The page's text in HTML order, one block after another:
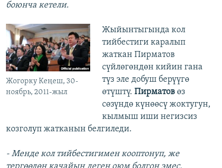
боюнча кетели.
Жогорку Кеңеш, 30-
ноябрь, 2011-жыл
Жыйынтыгында кол
тийбестиги каралып
жаткан Пирматов
сүйлөгөндөн кийин гана
түз эле добуш берүүгө
өтүштү. Пирматовөз
сөзүндө күнөөсү жоктугун,
кылмыш иши негизсиз
козголуп жатканын белгиледи.
- Менде кол тийбестигимен кооптонуп, же